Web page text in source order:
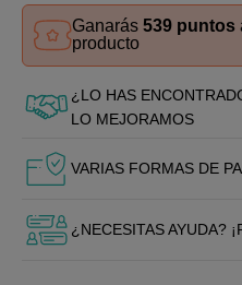
Ganarás 539 puntos
producto
¿LO HAS
LO MEJORAMOS
VARIAS FORMAS DE
¿NECESITAS AYUDA?